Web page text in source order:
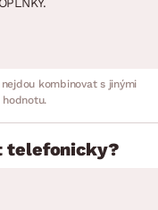
kombinovat s jinými
telefonicky?